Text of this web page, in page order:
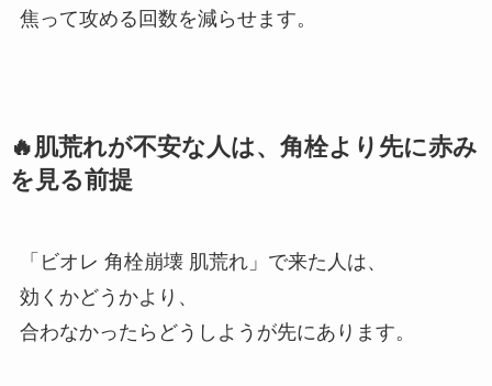
焦って攻める回数を減らせます。
🔥肌荒れが不安な人は、角栓より先に赤み
を見る前提
「ビオレ 角栓崩壊 肌荒れ」で来た人は、
効くかどうかより、
合わなかったらどうしようが先にあります。